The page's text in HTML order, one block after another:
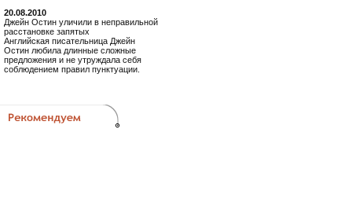
20.08.2010
Джейн Остин уличили в неправильной
расстановке запятых
Английская писательница Джейн
Остин любила длинные сложные
предложения и не утруждала себя
соблюдением правил пунктуации.